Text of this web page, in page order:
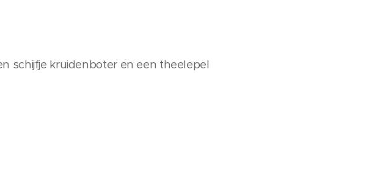
schijfje kruidenboter en een theelepel